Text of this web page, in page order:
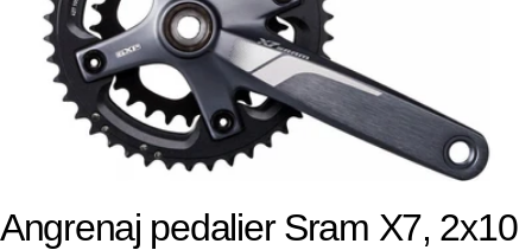
produs
media 0 în mod modal
Angrenaj pedalier Sram X7, 2x10